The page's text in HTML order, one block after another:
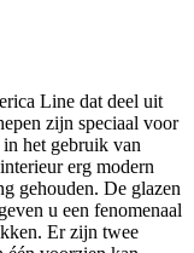
Line dat deel uit
zijn speciaal voor
het gebruik van
erg modern
gehouden. De glazen
u een fenomenaal
Er zijn twee